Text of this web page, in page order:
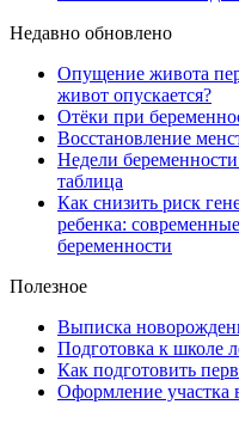
Недавно обновлено
Опущение живота
живот опускается?
Отёки при
Восстановление
Недели
таблица
Как снизить риск
ребенка:
беременности
Полезное
Выписка
Подготовка к школе
Как подготовить
Оформление участка